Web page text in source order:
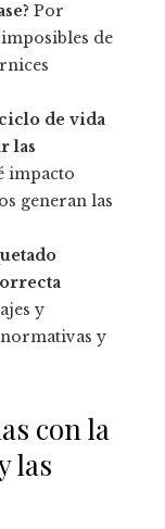
Por
de
de vida
las
impacto
generan las
y
y
con la
las